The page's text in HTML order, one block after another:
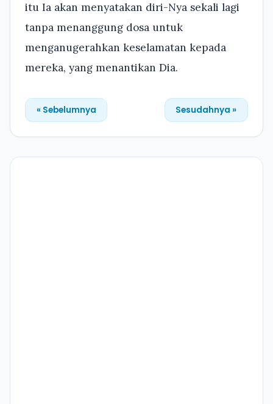
itu Ia akan menyatakan diri-Nya sekali lagi
tanpa menanggung dosa untuk
menganugerahkan keselamatan kepada
mereka, yang menantikan Dia.
« Sebelumnya Sesudahnya »